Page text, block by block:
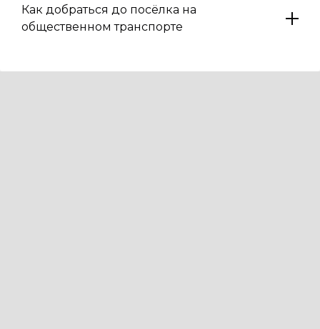
Как добраться до посёлка на
общественном транспорте